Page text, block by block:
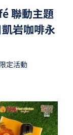
聯動主題
岩咖啡永
限定活動